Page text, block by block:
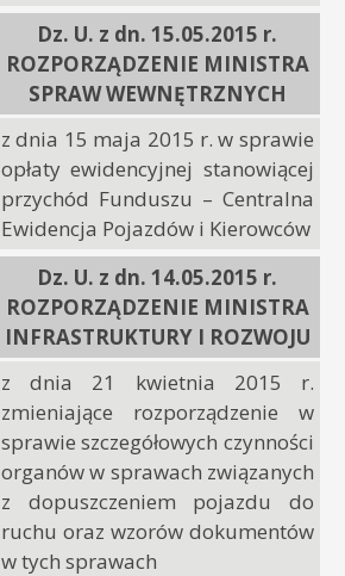
Dz. U. z dn. 15.05.2015 r.
ROZPORZĄDZENIE MINISTRA
SPRAW WEWNĘTRZNYCH
z dnia 15 maja 2015 r. w sprawie
opłaty ewidencyjnej stanowiącej
przychód Funduszu – Centralna
Ewidencja Pojazdów i Kierowców
Dz. U. z dn. 14.05.2015 r.
ROZPORZĄDZENIE MINISTRA
INFRASTRUKTURY I ROZWOJU
z dnia 21 kwietnia 2015 r.
zmieniające rozporządzenie w
sprawie szczegółowych czynności
organów w sprawach związanych
z dopuszczeniem pojazdu do
ruchu oraz wzorów dokumentów
w tych sprawach